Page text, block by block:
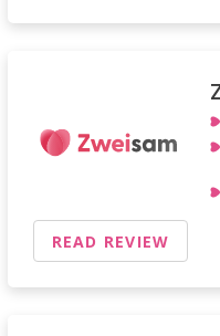
READ REVIEW